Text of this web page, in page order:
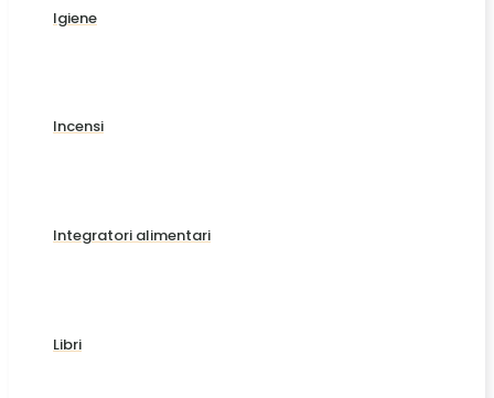
Igiene
Incensi
Integratori alimentari
Libri